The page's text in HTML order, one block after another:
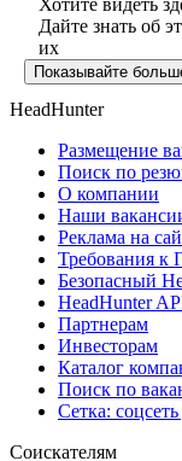
Дайте знать об
их
Показывайте
HeadHunter
Размещение
Поиск по
О компании
Наши
Реклама на
Требования к
Безопасный
HeadHunter
Партнерам
Инвесторам
Каталог
Поиск по
Сетка:
Соискателям